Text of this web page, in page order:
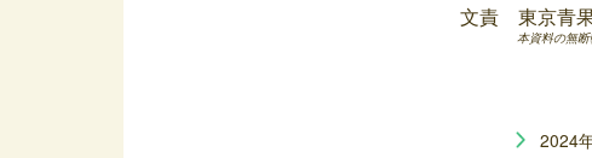
文責 東京青
本資料の無断
2024